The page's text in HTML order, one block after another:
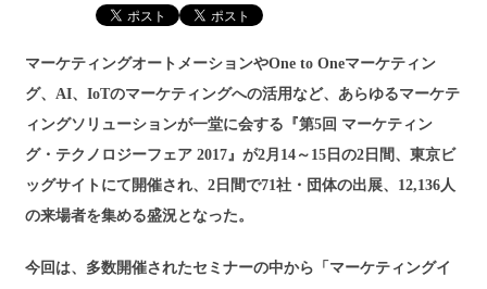
マーケティングオートメーションやOne to Oneマーケティン
グ、AI、IoTのマーケティングへの活用など、あらゆるマーケテ
ィングソリューションが一堂に会する『第5回 マーケティン
グ・テクノロジーフェア 2017』が2月14～15日の2日間、東京ビ
ッグサイトにて開催され、2日間で71社・団体の出展、12,136人
の来場者を集める盛況となった。
今回は、多数開催されたセミナーの中から「マーケティングイ